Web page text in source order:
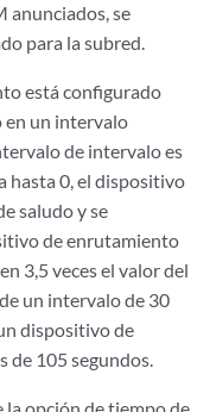
anunciados, se
para la subred.
está configurado
en un intervalo
de intervalo es
hasta 0, el dispositivo
saludo y se
de enrutamiento
3,5 veces el valor del
un intervalo de 30
dispositivo de
de 105 segundos.